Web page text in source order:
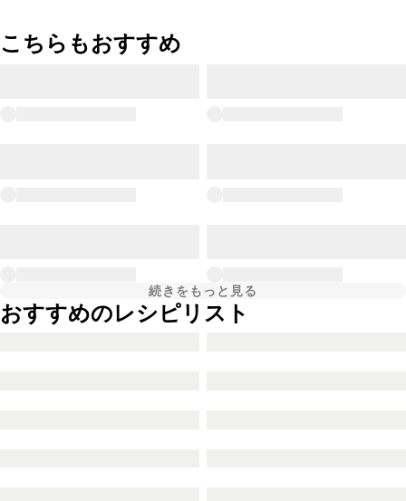
こちらもおすすめ
続きをもっと見る
おすすめのレシピリスト